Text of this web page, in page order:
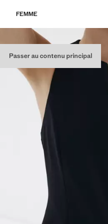
Passer au contenu principal
FEMME